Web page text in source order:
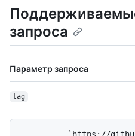
запроса
Параметр запроса
tag